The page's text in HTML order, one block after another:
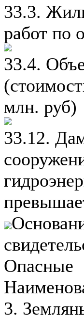
33.3.
работ по
33.4.
млн. руб)
33.12.
Опасные
3.